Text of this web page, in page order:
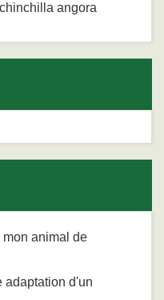
angora
animal de
adaptation d'un